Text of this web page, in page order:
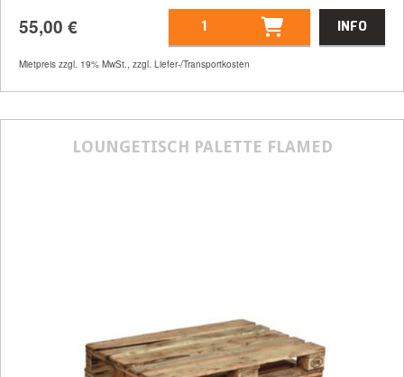
55,00 € INFO
Mietpreis zzgl. 19% MwSt., zzgl. Liefer-/Transportkosten
LOUNGETISCH PALETTE FLAMED